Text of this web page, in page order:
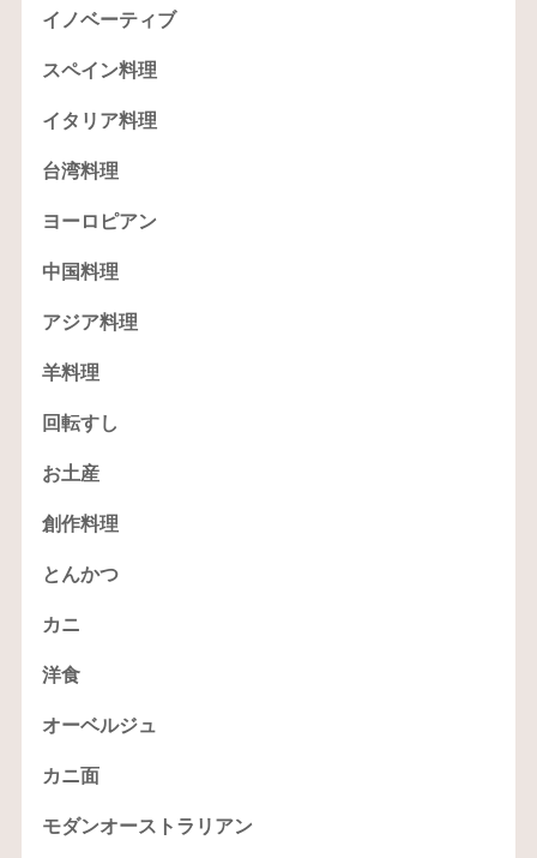
イノベーティブ
スペイン料理
イタリア料理
台湾料理
ヨーロピアン
中国料理
アジア料理
羊料理
回転すし
お土産
創作料理
とんかつ
カニ
洋食
オーベルジュ
カニ面
モダンオーストラリアン